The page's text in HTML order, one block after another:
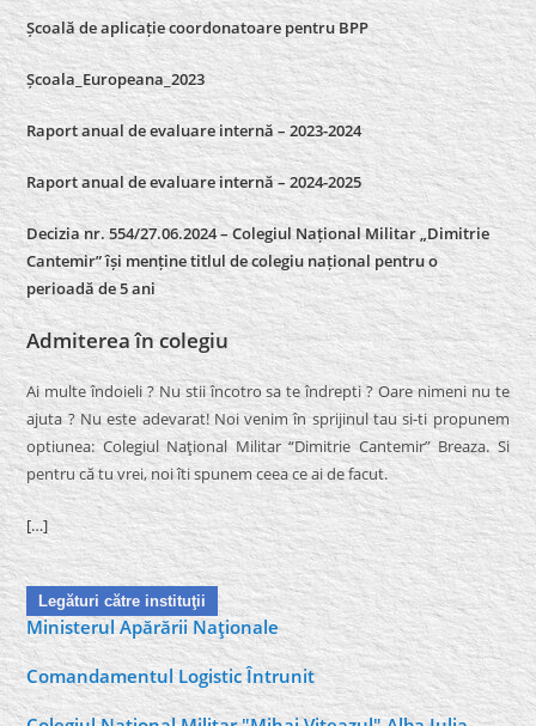
Școală de aplicație coordonatoare pentru BPP
Școala_Europeana_2023
Raport anual de evaluare internă – 2023-2024
Raport anual de evaluare internă –2024-2025
Decizia nr. 554/27.06.2024 – Colegiul Național Militar „Dimitrie
Cantemir” își menține titlul de colegiu național pentru o
perioadă de 5 ani
Admiterea în colegiu
Ai multe îndoieli ? Nu stii încotro sa te îndrepti ? Oare nimeni nu te
ajuta ? Nu este adevarat! Noi venim în sprijinul tau si-ti propunem
optiunea: Colegiul Naţional Militar “Dimitrie Cantemir” Breaza. Si
pentru că tu vrei, noi îti spunem ceea ce ai de facut.
[…]
Legături către instituţii
Ministerul Apărării Naţionale
Comandamentul Logistic Întrunit